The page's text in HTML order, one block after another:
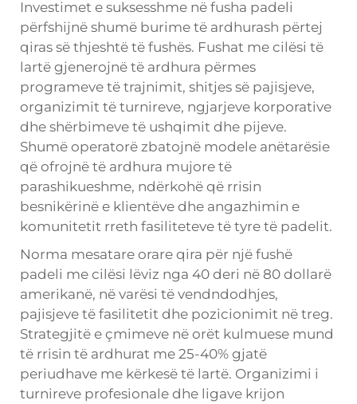
Investimet e suksesshme në fusha padeli
përfshijnë shumë burime të ardhurash përtej
qiras së thjeshtë të fushës. Fushat me cilësi të
lartë gjenerojnë të ardhura përmes
programeve të trajnimit, shitjes së pajisjeve,
organizimit të turnireve, ngjarjeve korporative
dhe shërbimeve të ushqimit dhe pijeve.
Shumë operatorë zbatojnë modele anëtarësie
që ofrojnë të ardhura mujore të
parashikueshme, ndërkohë që rrisin
besnikërinë e klientëve dhe angazhimin e
komunitetit rreth fasiliteteve të tyre të padelit.
Norma mesatare orare qira për një fushë
padeli me cilësi lëviz nga 40 deri në 80 dollarë
amerikanë, në varësi të vendndodhjes,
pajisjeve të fasilitetit dhe pozicionimit në treg.
Strategjitë e çmimeve në orët kulmuese mund
të rrisin të ardhurat me 25-40% gjatë
periudhave me kërkesë të lartë. Organizimi i
turnireve profesionale dhe ligave krijon